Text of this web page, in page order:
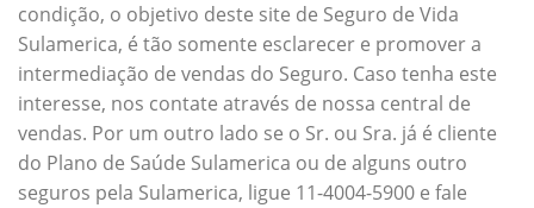
condição, o objetivo deste site de Seguro de Vida
Sulamerica, é tão somente esclarecer e promover a
intermediação de vendas do Seguro. Caso tenha este
interesse, nos contate através de nossa central de
vendas. Por um outro lado se o Sr. ou Sra. já é cliente
do Plano de Saúde Sulamerica ou de alguns outro
seguros pela Sulamerica, ligue 11-4004-5900 e fale